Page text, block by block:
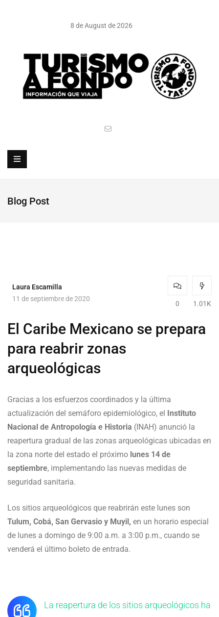
8 de August de 2026
Blog Post
Laura Escamilla
11 de septiembre de 2020
0 1.01K
El Caribe Mexicano se prepara
para reabrir zonas
arqueológicas
Gracias a los esfuerzos coordinados y la última
actualización del semáforo epidemiológico, el
Instituto
Nacional de Antropología e Historia (INAH) anunció la
reapertura gradual de las zonas arqueológicas ubicadas en
la zona norte del estado el próximo lunes 14 de
septiembre, implementando las nuevas medidas de
seguridad sanitaria.
Los sitios arqueológicos que reabrirán este lunes son
Tulum, Cobá, San Gervasio y Muyil, en un horario especial
de lunes a domingo de 9:00 a.m. a 3:00 p.m., cuando se
venderá el último boleto de entrada.
La reapertura de los sitios arqueológicos ha